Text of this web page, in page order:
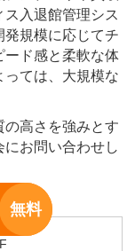
入退館管理シス
発規模に応じてチ
ード感と柔軟な体
ては、大規模な
高さを強みとす
お問い合わせし
無料